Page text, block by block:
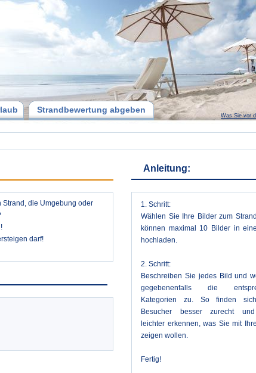
Strandbewertung abgeben
Was Sie vor
die Umgebung oder
darf!
Anleitung:
1. Schritt:
Wählen Sie Ihre Bilder zum
können maximal 10 Bilder in
hochladen.
2. Schritt:
Beschreiben Sie jedes Bild und
gegebenenfalls die
Kategorien zu. So finden
Besucher besser zurecht
leichter erkennen, was Sie mit
zeigen wollen.
Fertig!